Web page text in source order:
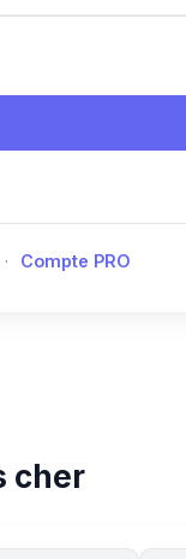
· Compte PRO
cher